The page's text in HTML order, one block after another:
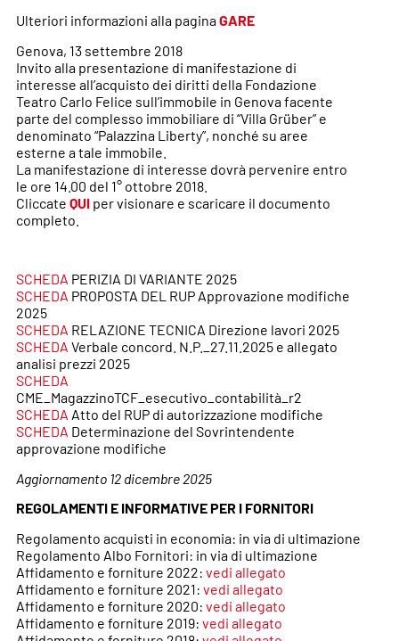
Ulteriori informazioni alla paginaGARE
Genova, 13 settembre 2018
Invito alla presentazione di manifestazione di
interesse all’acquisto dei diritti della Fondazione
Teatro Carlo Felice sull’immobile in Genova facente
parte del complesso immobiliare di “Villa Grüber” e
denominato “Palazzina Liberty”, nonché su aree
esterne a tale immobile.
La manifestazione di interesse dovrà pervenire entro
le ore 14.00 del 1° ottobre 2018.
Cliccate QUI per visionare e scaricare il documento
completo.
SCHEDA PERIZIA DI VARIANTE 2025
SCHEDA PROPOSTA DEL RUP Approvazione modifiche
2025
SCHEDA RELAZIONE TECNICA Direzione lavori 2025
SCHEDA Verbale concord. N.P._27.11.2025 e allegato
analisi prezzi 2025
SCHEDA
CME_MagazzinoTCF_esecutivo_contabilità_r2
SCHEDA Atto del RUP di autorizzazione modifiche
SCHEDA Determinazione del Sovrintendente
approvazione modifiche
Aggiornamento 12 dicembre 2025
REGOLAMENTI E INFORMATIVE PER I FORNITORI
Regolamento acquisti in economia: in via di ultimazione
Regolamento Albo Fornitori: in via di ultimazione
Affidamento e forniture 2022: vedi allegato
Affidamento e forniture 2021: vedi allegato
Affidamento e forniture 2020: vedi allegato
Affidamento e forniture 2019: vedi allegato